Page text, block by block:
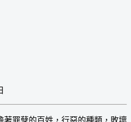
罪孽的百姓，行惡的種類，敗壞